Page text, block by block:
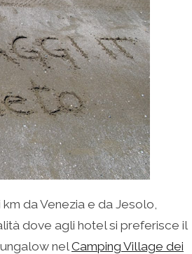
da Venezia e da Jesolo,
dove agli hotel si preferisce il
nel Camping Village dei